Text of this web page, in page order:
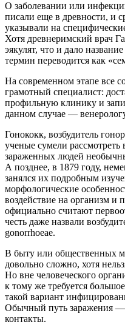
О заболевании или
писали еще в древности, и
указывали на
Хотя древнеримский врач
эякулят, что и дало
термин переводится как
На современном этапе все
грамотный специалист:
профильную клинику и
данном случае —
Гонококк, возбудитель
ученые сумели
зараженных людей
А позднее, в 1879 году,
занялся их подробным
морфологические
воздействие на организм и
официально считают
честь даже назвали
gonorrhoeae.
В быту или общественных
довольно сложно, хотя
Но вне человеческого
к тому же требуется
такой вариант
Обычный путь заражения
контакты.